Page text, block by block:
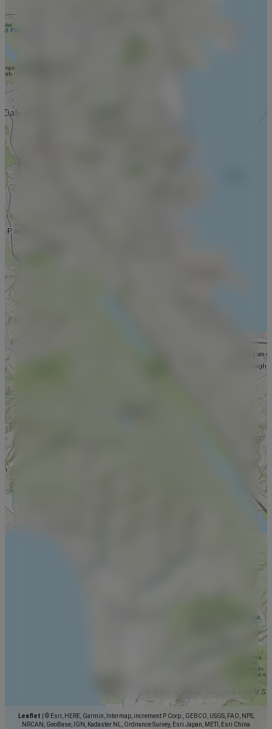
Leaflet
© Esri, HERE, Garmin, Intermap, increment P Corp., GEBCO, USGS, FAO, NPS,
NRCAN, GeoBase, IGN, Kadaster NL, Ordnance Survey, Esri Japan, METI, Esri China